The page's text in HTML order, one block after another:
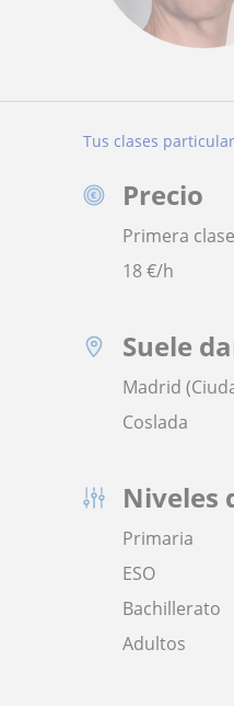
Tus clases
Precio
Primera
18€/h
Suele
Madrid
Coslada
Niveles
Primaria
ESO
Bachillerato
Adultos